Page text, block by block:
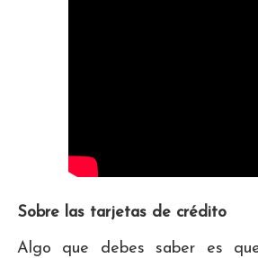
Sobre las tarjetas de crédito
Algo que debes saber es